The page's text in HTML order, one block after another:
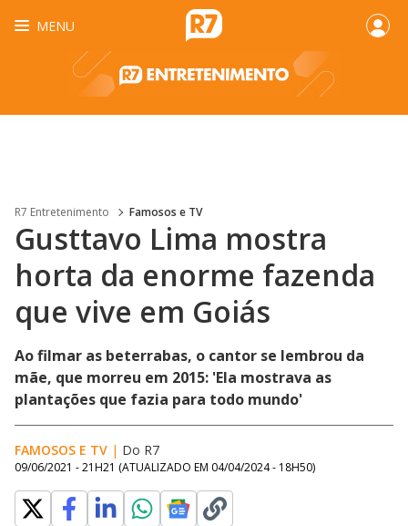
MENU
R7 Entretenimento Famosos e TV
Gusttavo Lima mostra
horta da enorme fazenda
que vive em Goiás
Ao filmar as beterrabas, o cantor se lembrou da
mãe, que morreu em 2015: 'Ela mostrava as
plantações que fazia para todo mundo'
FAMOSOS E TV | Do R7
09/06/2021 - 21H21 (ATUALIZADO EM 04/04/2024 - 18H50)